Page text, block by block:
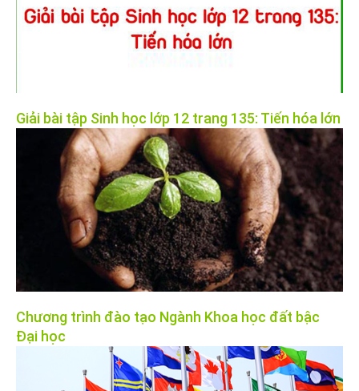
Giải bài tập Sinh học lớp 12 trang 135: Tiến hóa lớn
Chương trình đào tạo Ngành Khoa học đất bậc
Đại học